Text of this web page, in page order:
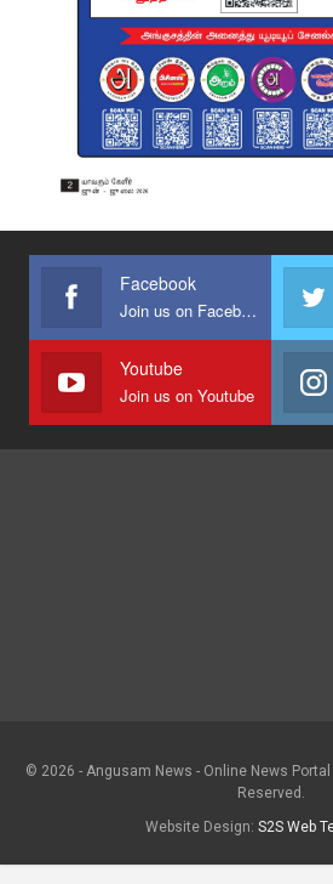
Facebook
Join us on Facebook
Youtube
Join us on Youtube
© 2026 - Angusam News - Online News
Reserved.
Website Design: S2S Web